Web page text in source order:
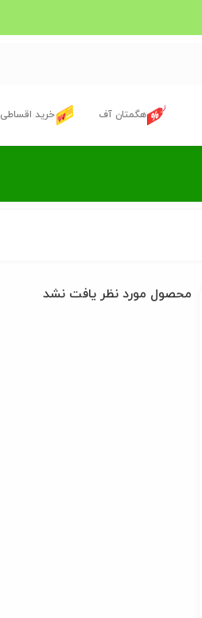
هگمتان آف خرید اقساطی
محصول مورد نظر یافت نشد